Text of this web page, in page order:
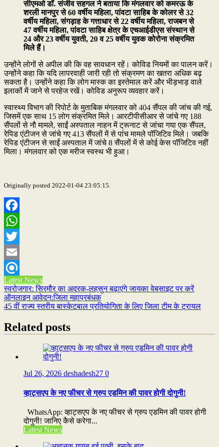
सीएमओ डॉ. संजीव सहगल ने बताया कि मंगलवार को कमरऊ के
शरली मानपुर से 60 वर्षीय महिला, पांवटा साहिब के कोलर से 32
वर्षीय महिला, संगड़ाह के गत्ताधार से 22 वर्षीय महिला, राजबन से
47 वर्षीय महिला, पांवटा साहिब क्षेत्र के एचआईडीएस संस्थान से
24 और 23 वर्षीय युवती, 20 व 25 वर्षीय युवक कोरोना संक्रमित
मिले हैं।
उन्होंने लोगों से अपील की कि वह सावधान रहें। कोविड नियमों का पालन करें।
उन्होंने कहा कि यदि लापरवाही जारी रही तो संक्रमण का खतरा अधिक बढ़
सकता है। उन्होंने कहा कि लोग मास्क का इस्तेमाल करें और भीड़भाड़ वाले
इलाकों में जाने से परहेज रखें। कोविड अनुरूप व्यवहार करें।
स्वास्थ्य विभाग की रिपोर्ट के मुताबिक मंगलवार को 404 सैंपल की जांच की गई,
जिसमें एक साथ 15 लोग संक्रमित मिले। आरटीपीसीआर से जांचे गए 188
सैंपलों से नौ मामले, साईं अस्पताल नाहन में ट्रूनाट से जांचा गया एक सैंपल,
रेपिड एंटीजन से जांचे गए 413 सैंपलों में से पांच मामले पॉजिटिव मिले। जबकि
रेपिड एंटीजन से साईं अस्पताल में जांचे 8 सैंपलों में से कोई केस पॉजिटिव नहीं
मिला। मंगलवार को एक मरीज स्वस्थ भी हुआ।
Originally posted 2022-01-04 23:05:15.
Facebook
WhatsApp
Twitter
Email
Refind
Latest News
Post
navigation
स्वरोजगार: सिरमौर का अदरक-लहसुन बढ़ाएंगे जायका वेबसाइट पर करें
ऑनलाइन आवेदन:जिला महाप्रबंधक
45 वीं राज्य स्तरीय बास्केटबाल प्रतियोगिता के लिए जिला टीम के ट्रायल
Related posts
Jul 26, 2026 deshadesh27 0
व्हाट्सएप के नए फीचर से ग्रुप एडमिन की पावर होगी दोगुनी!
WhatsApp: व्हाट्सएप के नए फीचर से ग्रुप एडमिन की पावर होगी
दोगुनी! जानिए कैसे करेगा...
Latest News